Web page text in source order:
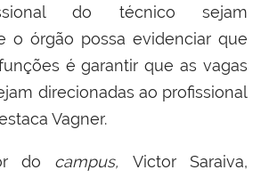
do técnico sejam
o órgão possa evidenciar que
é garantir que as vagas
direcionadas ao profissional
Vagner.
do campus, Victor Saraiva,